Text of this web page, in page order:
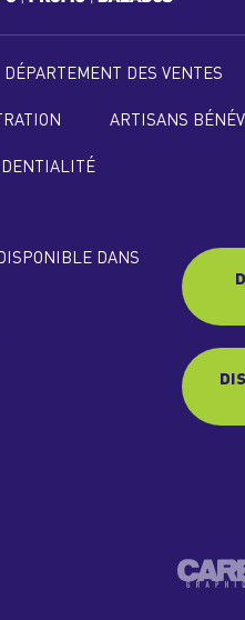
DÉPARTEMENT DES VENTES
ARTISANS
DANS